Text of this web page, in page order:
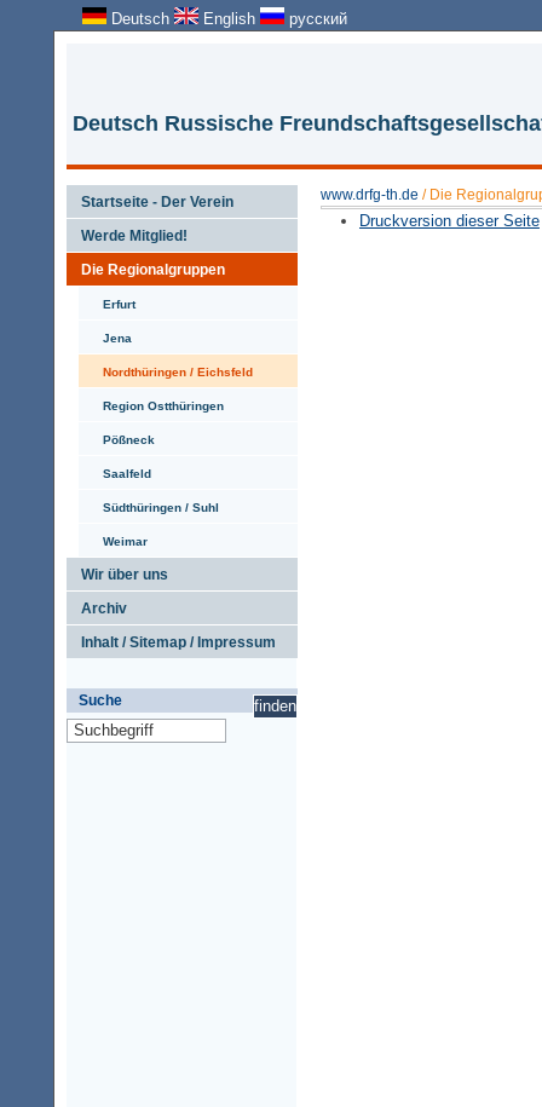
Deutsch English русский
Deutsch Russische
Startseite - Der Verein
Werde Mitglied!
Die Regionalgruppen
Erfurt
Jena
Nordthüringen / Eichsfeld
Region Ostthüringen
Pößneck
Saalfeld
Südthüringen / Suhl
Weimar
Wir über uns
Archiv
Inhalt / Sitemap / Impressum
Suche
www.drfg-th.de / Die
Druckversion dieser Seite